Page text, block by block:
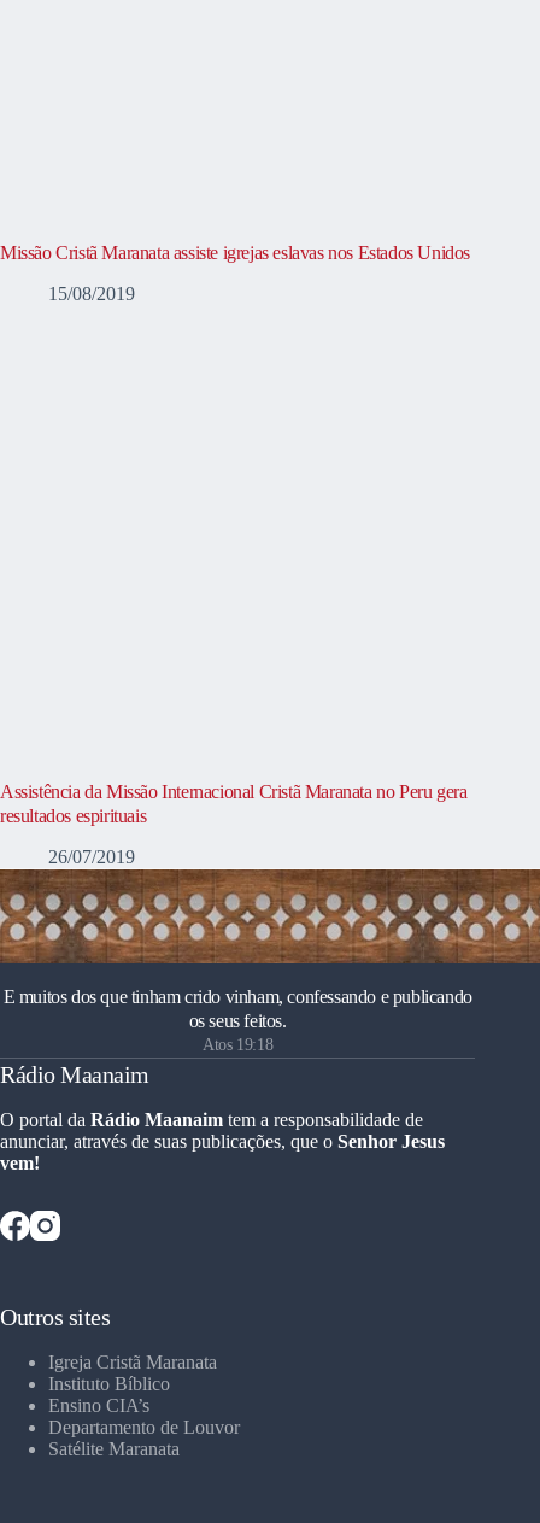
Missão Cristã Maranata assiste igrejas eslavas nos Estados Unidos
15/08/2019
Assistência da Missão Internacional Cristã Maranata no Peru gera
resultados espirituais
26/07/2019
E muitos dos que tinham crido vinham, confessando e publicando
os seus feitos.
Atos 19:18
Rádio Maanaim
O portal da Rádio Maanaim tem a responsabilidade de
anunciar, através de suas publicações, que o Senhor Jesus
vem!
Outros sites
Igreja Cristã Maranata
Instituto Bíblico
Ensino CIA’s
Departamento de Louvor
Satélite Maranata